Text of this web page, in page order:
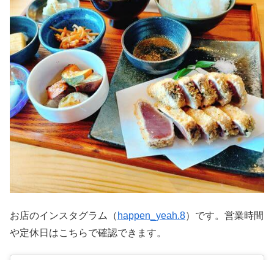
お店のインスタグラム（ happen_yeah.8）です。営業時間
や定休日はこちらで確認できます。